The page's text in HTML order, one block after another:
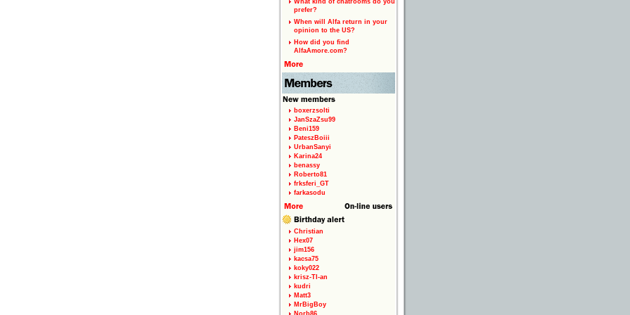
What kind of chatrooms do you
prefer?
When will Alfa return in your
opinion to the US?
How did you find
AlfaAmore.com?
boxerzsolti
JanSzaZsu99
Beni159
PateszBoiii
UrbanSanyi
Karina24
benassy
Roberto81
frksferi_GT
farkasodu
Christian
Hex07
jim156
kacsa75
koky022
krisz-TI-an
kudri
Matt3
MrBigBoy
Norb86